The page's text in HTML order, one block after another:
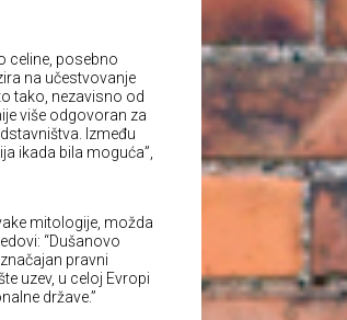
celine, posebno
na učestvovanje
tako, nezavisno od
više odgovoran za
Između
ikada bila moguća”,
mitologije, možda
“Dušanovo
pravni
uzev, u celoj Evropi
države.”